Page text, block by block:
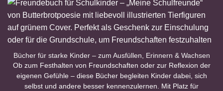
Bücher für starke Kinder – zum Ausfüllen, Erinnern & Wachsen
Ob zum Festhalten von Freundschaften oder zur Reflexion der
eigenen Gefühle – diese Bücher begleiten Kinder dabei, sich
selbst und andere besser kennenzulernen. Mit Platz für